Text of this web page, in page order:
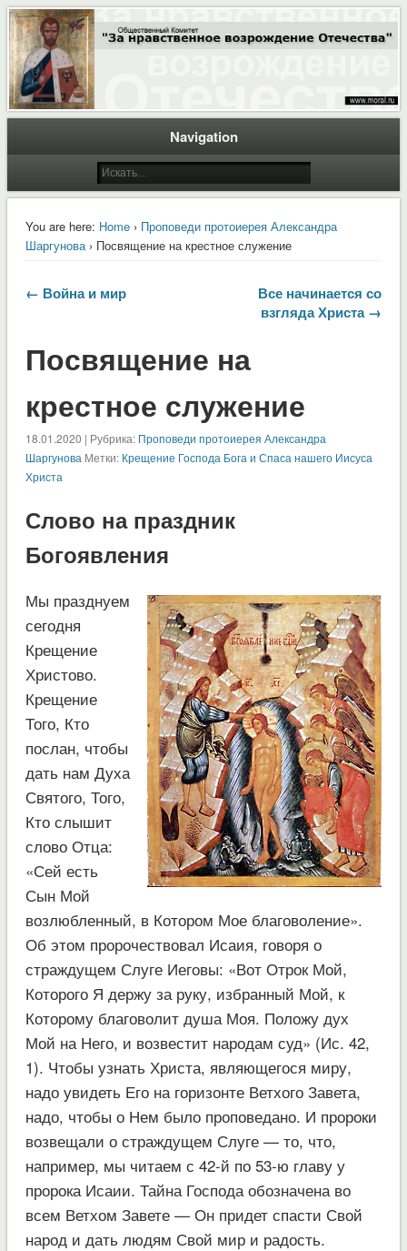
Moral.Ru
Общественный Комитет "За нравственное возрождение Отечества"
Navigation
You are here: Home› Проповеди протоиерея Александра
Шаргунова› Посвящение на крестное служение
← Война и мир
Все начинается со
взгляда Христа →
Посвящение на
крестное служение
18.01.2020 | Рубрика: Проповеди протоиерея Александра
Шаргунова Метки: Крещение Господа Бога и Спаса нашего Иисуса
Христа
Слово на праздник
Богоявления
Мы празднуем
сегодня
Крещение
Христово.
Крещение
Того, Кто
послан, чтобы
дать нам Духа
Святого, Того,
Кто слышит
слово Отца:
«Сей есть
Сын Мой
возлюбленный, в Котором Мое благоволение».
Об этом пророчествовал Исаия, говоря о
страждущем Слуге Иеговы: «Вот Отрок Мой,
Которого Я держу за руку, избранный Мой, к
Которому благоволит душа Моя. Положу дух
Мой на Него, и возвестит народам суд» (Ис. 42,
1). Чтобы узнать Христа, являющегося миру,
надо увидеть Его на горизонте Ветхого Завета,
надо, чтобы о Нем было проповедано. И пророки
возвещали о страждущем Слуге — то, что,
например, мы читаем с 42-й по 53-ю главу у
пророка Исаии. Тайна Господа обозначена во
всем Ветхом Завете — Он придет спасти Свой
народ и дать людям Свой мир и радость.